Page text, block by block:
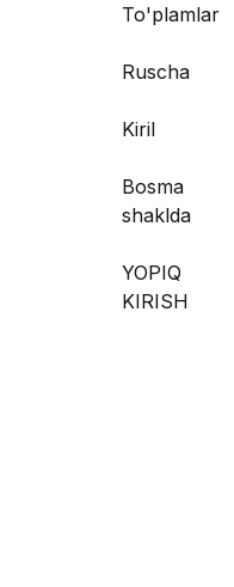
To'plamlar
Ruscha
Kiril
Bosma
shaklda
YOPIQ
KIRISH